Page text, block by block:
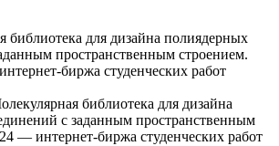
библиотека для дизайна
с заданным пространственным
— интернет-биржа студенческих работ